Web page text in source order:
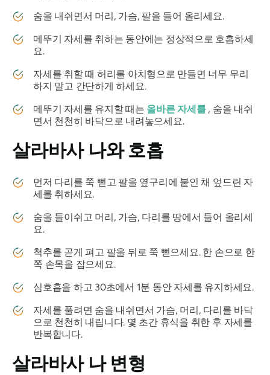
숨을 내쉬면서 머리, 가슴, 팔을 들어 올리세요.
메뚜기 자세를 취하는 동안에는 정상적으로 호흡하세
요.
자세를 취할 때 허리를 아치형으로 만들면 너무 무리
하지 말고 간단하게 하세요.
메뚜기 자세를 유지할 때는 올바른 자세를, 숨을 내쉬
면서 천천히 바닥으로 내려놓으세요.
살라바사나와 호흡
먼저 다리를 쭉 뻗고 팔을 옆구리에 붙인 채 엎드린 자
세를 취하세요.
숨을 들이쉬고 머리, 가슴, 다리를 땅에서 들어 올리세
요.
척추를 곧게 펴고 팔을 뒤로 쭉 뻗으세요. 한 손으로 한
쪽 손목을 잡으세요.
심호흡을 하고 30초에서 1분 동안 자세를 유지하세요.
자세를 풀려면 숨을 내쉬면서 가슴, 머리, 다리를 바닥
으로 천천히 내립니다. 몇 초간 휴식을 취한 후 자세를
반복합니다.
살라바사나 변형